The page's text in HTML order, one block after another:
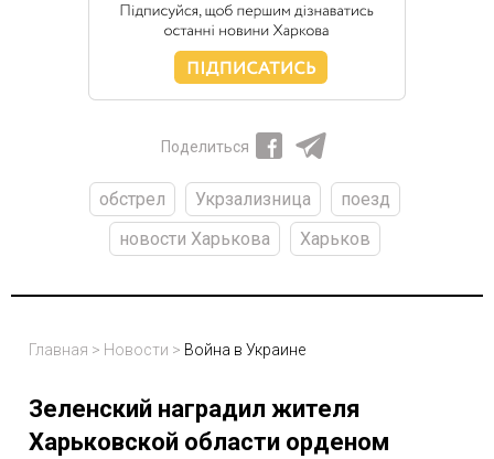
Поделиться
обстрел Укрзализница
поезд
новости Харькова
Харьков
Главная > Новости > Война в Украине
Зеленский наградил жителя
Харьковской области орденом